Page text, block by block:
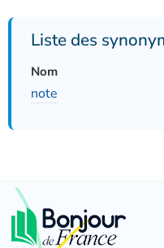
Liste des
Nom
note